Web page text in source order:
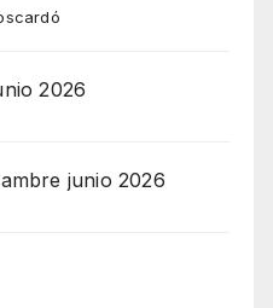
2026
junio 2026